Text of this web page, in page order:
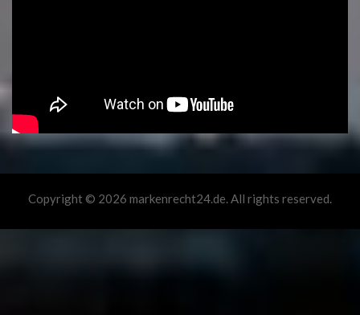
Copyright © 2026 markenrecht24.de. All rights reserved.